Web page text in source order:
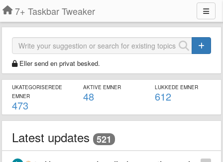
7+ Taskbar Tweaker
Eller send en privat besked.
UKATEGORISEREDE
EMNER
473
AKTIVE EMNER
48
LUKKEDE EMNER
612
Latest updates 521